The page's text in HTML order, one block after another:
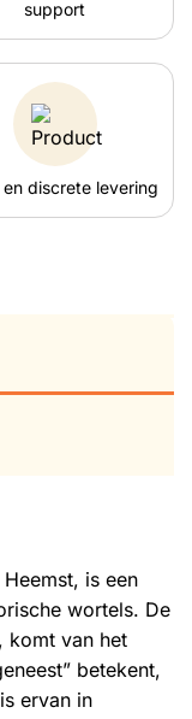
support
en discrete levering
is een
wortels. De
komt van het
betekent,
ervan in